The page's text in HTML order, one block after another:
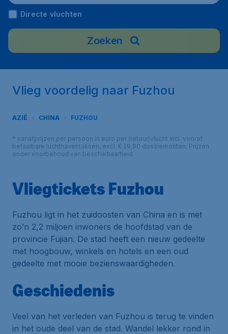
China
Directe vluchten
Zoeken
Vlieg voordelig naar Fuzhou
AZIË CHINA FUZHOU
* vanafprijzen per persoon in euro per (retour)vlucht incl. vooraf
betaalbare luchthaventaksen, excl. € 29,90 dossierkosten. Prijzen
onder voorbehoud van beschikbaarheid.
Vliegtickets Fuzhou
Fuzhou ligt in het zuidoosten van China en is met
zo’n 2,2 miljoen inwoners de hoofdstad van de
provincie Fujian. De stad heeft een nieuw gedeelte
met hoogbouw, winkels en hotels en een oud
gedeelte met mooie bezienswaardigheden.
Geschiedenis
Veel van het verleden van Fuzhou is terug te vinden
in het oude deel van de stad. Wandel lekker rond in